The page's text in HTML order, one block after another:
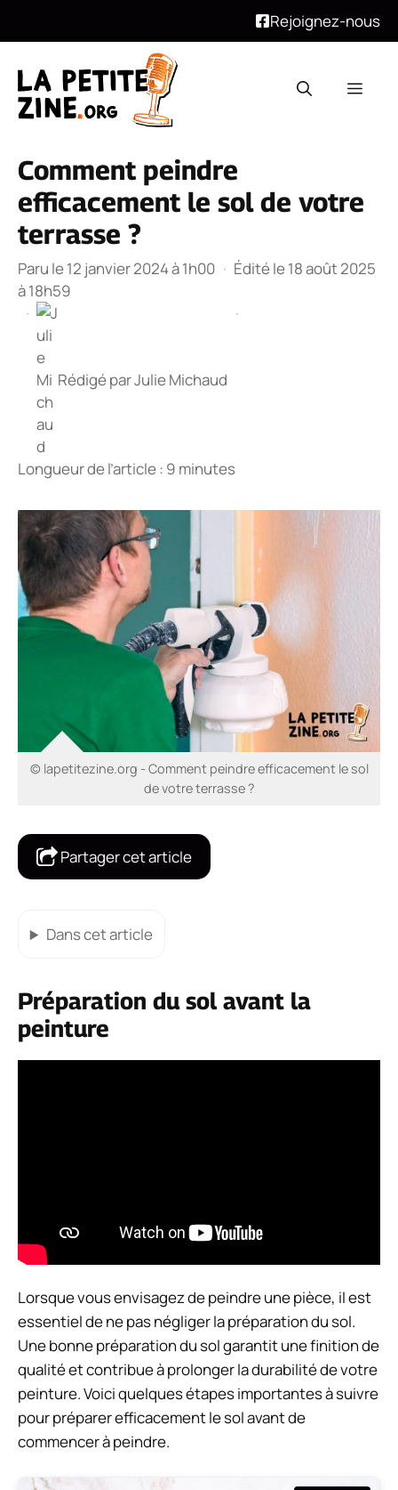
Rejoignez-nous
contenu
Comment peindre
efficacement le sol de votre
terrasse ?
Paru le 12 janvier 2024 à 1h00 · Édité le 18 août 2025
à 18h59
·
Rédigé parJulie Michaud
·
Longueur de l’article : 9 minutes
© lapetitezine.org - Comment peindre efficacement le sol
de votre terrasse ?
Partager cet article
Dans cet article
Préparation du sol avant la
peinture
Lorsque vous envisagez de peindre une pièce, il est
essentiel de ne pas négliger la préparation du sol.
Une bonne préparation du sol garantit une finition de
qualité et contribue à prolonger la durabilité de votre
peinture. Voici quelques étapes importantes à suivre
pour préparer efficacement le sol avant de
commencer à peindre.